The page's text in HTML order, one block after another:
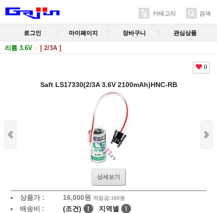
카테고리 검색
로그인 마이페이지 장바구니 관심상품
리튬 3.6V [ 2/3A ]
0
Saft LS17330(2/3A 3.6V 2100mAh)HNC-RB
상세보기
상품가 : 16,000원 적립금:160원
배송비 : (조건) ! 지역별
!